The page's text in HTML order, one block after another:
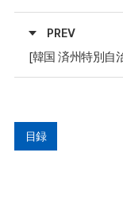
PREV
[韓国 済州特別自
目録